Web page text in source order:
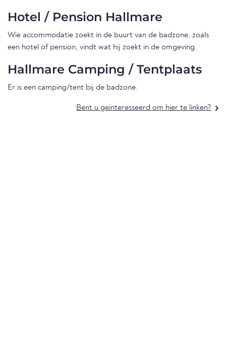
Hotel / Pension Hallmare
Wie accommodatie zoekt in de buurt van de badzone, zoals
een hotel of pension, vindt wat hij zoekt in de omgeving.
Hallmare Camping / Tentplaats
Er is een camping/tent bij de badzone.
Bent u geïnteresseerd om hier te linken?